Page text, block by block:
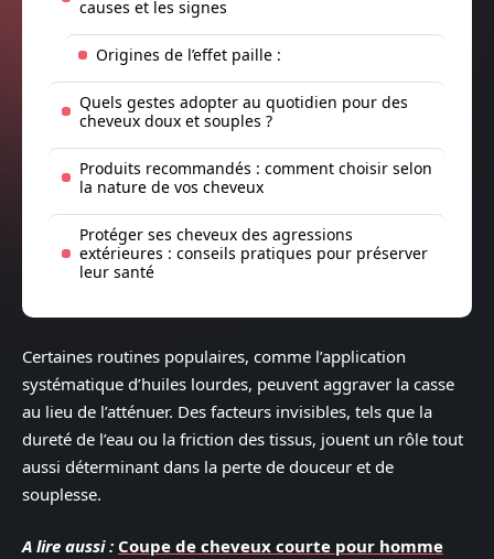
causes et les signes
Origines de l’effet paille :
Quels gestes adopter au quotidien pour des
cheveux doux et souples ?
Produits recommandés : comment choisir selon
la nature de vos cheveux
Protéger ses cheveux des agressions
extérieures : conseils pratiques pour préserver
leur santé
Certaines routines populaires, comme l’application
systématique d’huiles lourdes, peuvent aggraver la casse
au lieu de l’atténuer. Des facteurs invisibles, tels que la
dureté de l’eau ou la friction des tissus, jouent un rôle tout
aussi déterminant dans la perte de douceur et de
souplesse.
A lire aussi : Coupe de cheveux courte pour homme